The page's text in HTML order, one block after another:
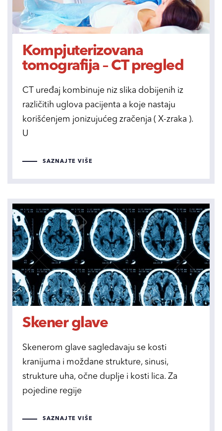
Kompjuterizovana
tomografija – CT pregled
CT uređaj kombinuje niz slika dobijenih iz
različitih uglova pacijenta a koje nastaju
korišćenjem jonizujućeg zračenja ( X-zraka ).
U
SAZNAJTE VIŠE
Skener glave
Skenerom glave sagledavaju se kosti
kranijuma i moždane strukture, sinusi,
strukture uha, očne duplje i kosti lica. Za
pojedine regije
SAZNAJTE VIŠE